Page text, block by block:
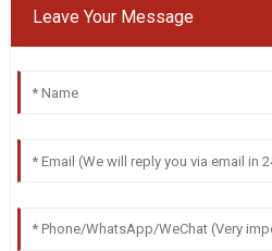
Leave Your Message